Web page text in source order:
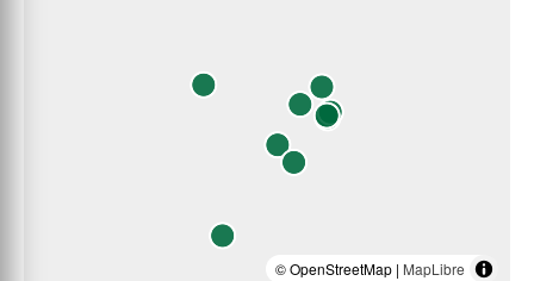
© OpenStreetMap | MapLibre